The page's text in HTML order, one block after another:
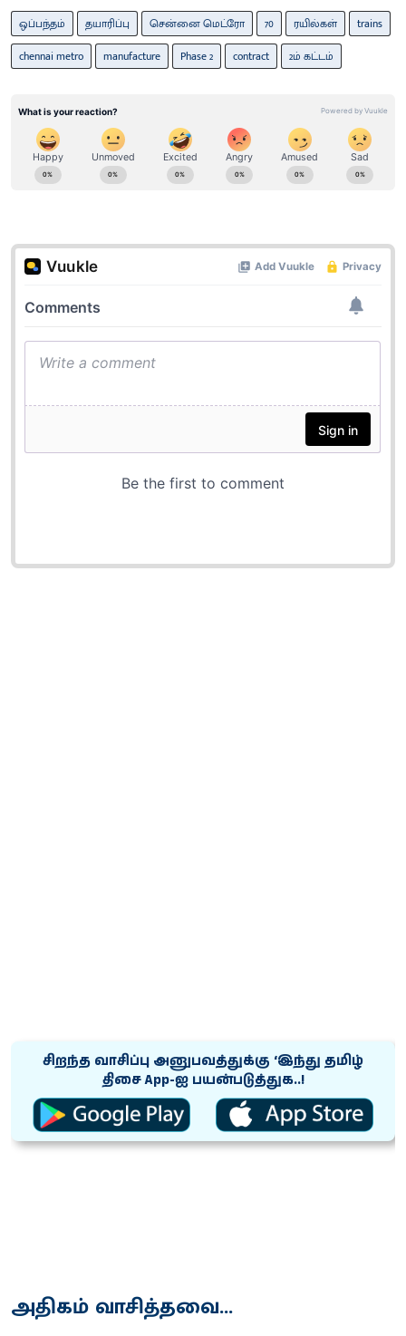
ஒப்பந்தம் தயாரிப்பு சென்னை மெட்ரோ 70 ரயில்கள்
trains
chennai metro
manufacture Phase 2 contract 2ம் கட்டம்
சிறந்த வாசிப்பு அனுபவத்துக்கு ‘இந்து தமிழ்
திசை App-ஐ பயன்படுத்துக..!
அதிகம் வாசித்தவை...